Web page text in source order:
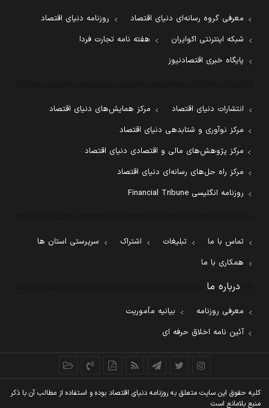
معرفی گروه رسانه‌ای دنیای اقتصاد
روزنامه دنیای اقتصاد
شبکه اینترنتی اکوایران
هفته نامه تجارت فردا
پایگاه خبری اقتصادنیوز
انتشارات دنیای اقتصاد
مرکز همایش‌های دنیای اقتصاد
مرکز نوآوری و شتابدهی دنیای اقتصاد
مرکز پژوهش‌های مالی و اقتصادی دنیای اقتصاد
مرکز راه حل‌های رسانه‌ای دنیای اقتصاد
روزنامه انگلیسی Financial Tribune
تماس با ما تبلیغات اشتراک
سرپرستی استان ها
همکاری با ما
درباره ما
معرفی روزنامه
بیانیه مأموریت
آئین نامه اخلاق حرفه ای
کليه حقوق اين سايت متعلق به روزنامه دنيای اقتصاد بوده و استفاده از مطالب آن با ذکر
منبع بلامانع است